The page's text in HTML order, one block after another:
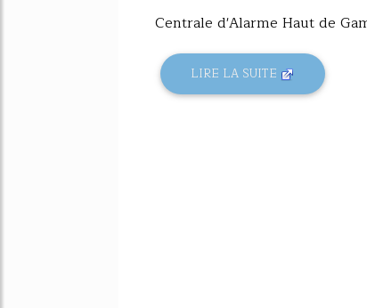
Centrale d'Alarme Haut de
LIRE LA SUITE